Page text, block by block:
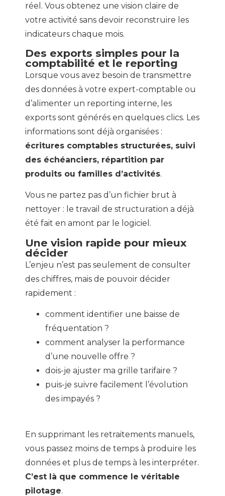
réel. Vous obtenez une vision claire de
votre activité sans devoir reconstruire les
indicateurs chaque mois.
Des exports simples pour la
comptabilité et le reporting
Lorsque vous avez besoin de transmettre
des données à votre expert-comptable ou
d’alimenter un reporting interne, les
exports sont générés en quelques clics. Les
informations sont déjà organisées :
écritures comptables structurées, suivi
des échéanciers, répartition par
produits ou familles d’activités.
Vous ne partez pas d’un fichier brut à
nettoyer : le travail de structuration a déjà
été fait en amont par le logiciel.
Une vision rapide pour mieux
décider
L’enjeu n’est pas seulement de consulter
des chiffres, mais de pouvoir décider
rapidement :
comment identifier une baisse de
fréquentation ?
comment analyser la performance
d’une nouvelle offre ?
dois-je ajuster ma grille tarifaire ?
puis-je suivre facilement l’évolution
des impayés ?
En supprimant les retraitements manuels,
vous passez moins de temps à produire les
données et plus de temps à les interpréter.
C’est là que commence le véritable
pilotage.